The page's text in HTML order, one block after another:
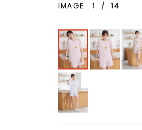
IMAGE 1 / 14